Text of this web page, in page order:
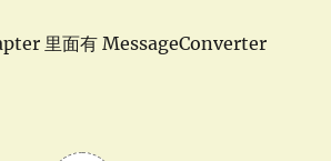
里面有 MessageConverter